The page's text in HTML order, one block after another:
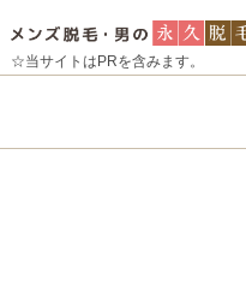
☆当サイトはPRを含みます。